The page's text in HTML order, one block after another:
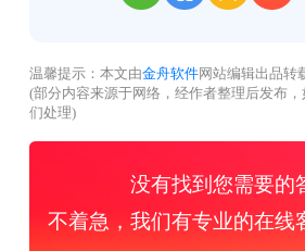
温馨提示：本文由金舟软件网站编辑出品转
(部分内容来源于网络，经作者整理后发布
们处理)
没有找到您需要的
不着急，我们有专业的在线